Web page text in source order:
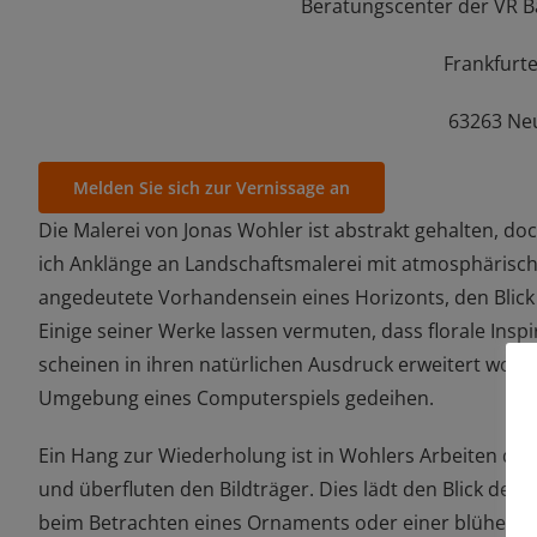
Beratungscenter der VR
63263
Melden Sie sich zur Vernissage an
Die Malerei von Jonas Wohler ist abstrakt gehalten,
ich Anklänge an Landschaftsmalerei mit
angedeutete Vorhandensein eines Horizonts, den
Einige seiner Werke lassen vermuten, dass florale
scheinen in ihren natürlichen Ausdruck erweitert
Umgebung eines Computerspiels gedeihen.
Ein Hang zur Wiederholung ist in Wohlers Arbeiten
und überfluten den Bildträger. Dies lädt den Blick des
beim Betrachten eines Ornaments oder einer